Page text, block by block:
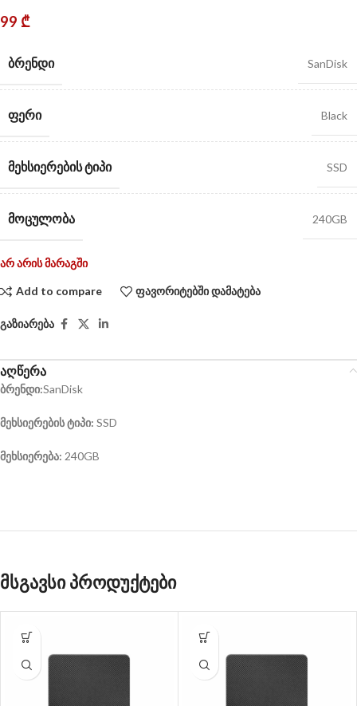
99 ₾
ᲑᲠᲔᲜᲓᲘ SanDisk
ᲤᲔᲠᲘ Black
ᲛᲔᲮᲡᲘᲔᲠᲔᲑᲘᲡ ᲢᲘᲞᲘ SSD
ᲛᲝᲪᲣᲚᲝᲑᲐ 240GB
არ არის მარაგში
Add to compare ფავორიტებში დამატება
გაზიარება
აღწერა
ბრენდი:SanDisk
მეხსიერების ტიპი: SSD
მეხსიერება: 240GB
მსგავსი პროდუქტები